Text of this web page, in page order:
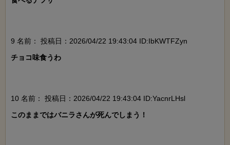
9 名前：
投稿日：2026/04/22 19:43:04 ID:IbKWTFZyn
チョコ味食うわ
10 名前：
投稿日：2026/04/22 19:43:04 ID:YacnrLHsl
このままではバニラさんが死んでしまう！